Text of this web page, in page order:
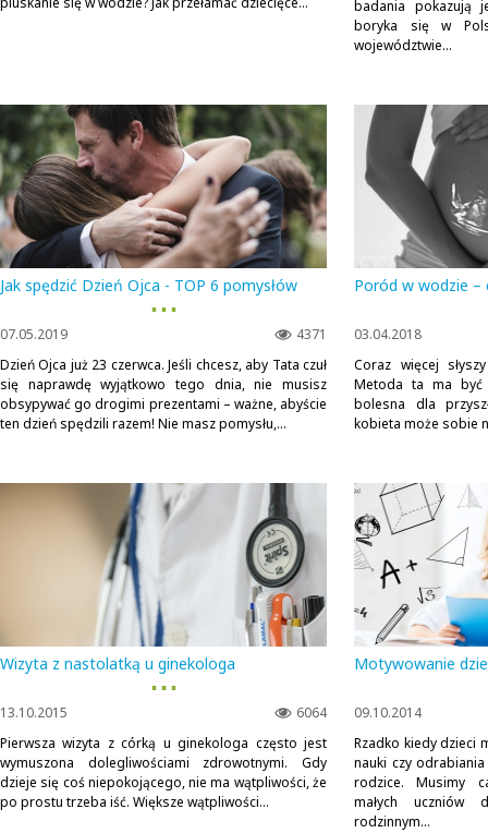
badania pokazują
boryka się w
województwie...
Jak spędzić Dzień Ojca - TOP 6 pomysłów
▪ ▪ ▪
4371
07.05.2019
Dzień Ojca już 23 czerwca. Jeśli chcesz, aby Tata czuł
się naprawdę wyjątkowo tego dnia, nie musisz
obsypywać go drogimi prezentami – ważne, abyście
ten dzień spędzili razem! Nie masz pomysłu,...
Poród w wodzie –
03.04.2018
Coraz więcej
Metoda ta ma być
bolesna dla
kobieta może sobie
Wizyta z nastolatką u ginekologa
▪ ▪ ▪
6064
13.10.2015
Pierwsza wizyta z córką u ginekologa często jest
wymuszona dolegliwościami zdrowotnymi. Gdy
dzieje się coś niepokojącego, nie ma wątpliwości, że
po prostu trzeba iść. Większe wątpliwości...
Motywowanie
09.10.2014
Rzadko kiedy dzieci
nauki czy
rodzice. Musimy
małych
rodzinnym...